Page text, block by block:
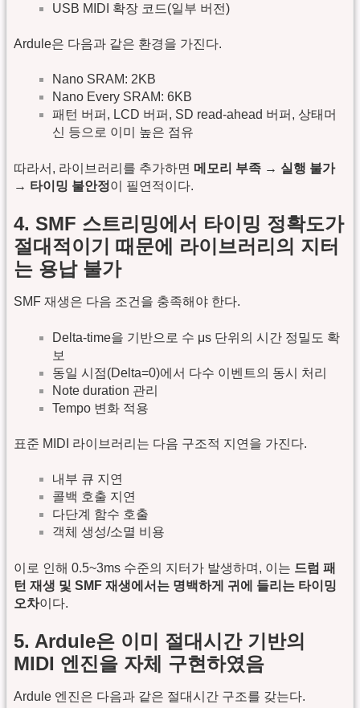
USB MIDI 확장 코드(일부 버전)
Ardule은 다음과 같은 환경을 가진다.
Nano SRAM: 2KB
Nano Every SRAM: 6KB
패턴 버퍼, LCD 버퍼, SD read-ahead 버퍼, 상태머
신 등으로 이미 높은 점유
따라서, 라이브러리를 추가하면 메모리 부족 → 실행 불가
→ 타이밍 불안정이 필연적이다.
4. SMF 스트리밍에서 타이밍 정확도가
절대적이기 때문에 라이브러리의 지터
는 용납 불가
SMF 재생은 다음 조건을 충족해야 한다.
Delta-time을 기반으로 수 μs 단위의 시간 정밀도 확
보
동일 시점(Delta=0)에서 다수 이벤트의 동시 처리
Note duration 관리
Tempo 변화 적용
표준 MIDI 라이브러리는 다음 구조적 지연을 가진다.
내부 큐 지연
콜백 호출 지연
다단계 함수 호출
객체 생성/소멸 비용
이로 인해 0.5~3ms 수준의 지터가 발생하며, 이는 드럼 패
턴 재생 및 SMF 재생에서는 명백하게 귀에 들리는 타이밍
오차이다.
5. Ardule은 이미 절대시간 기반의
MIDI 엔진을 자체 구현하였음
Ardule 엔진은 다음과 같은 절대시간 구조를 갖는다.